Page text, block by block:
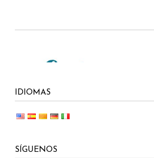
IDIOMAS
SÍGUENOS